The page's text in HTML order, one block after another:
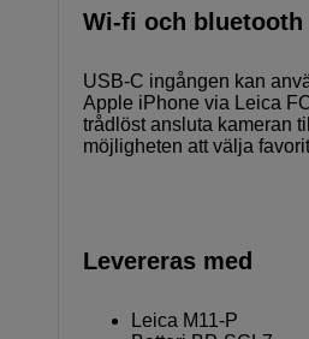
Wi-fi och bluetooth
USB-C ingången kan
Apple iPhone via Leica
trådlöst ansluta kameran
möjligheten att välja
Levereras med
Leica M11-P